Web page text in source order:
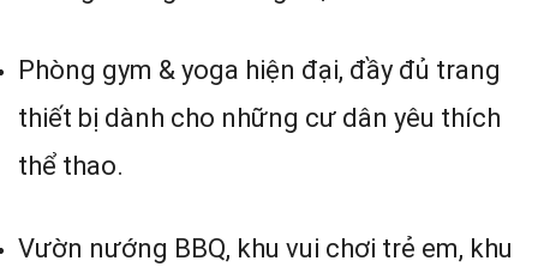
Phòng gym & yoga hiện đại, đầy đủ trang
thiết bị dành cho những cư dân yêu thích
thể thao.
Vườn nướng BBQ, khu vui chơi trẻ em, khu